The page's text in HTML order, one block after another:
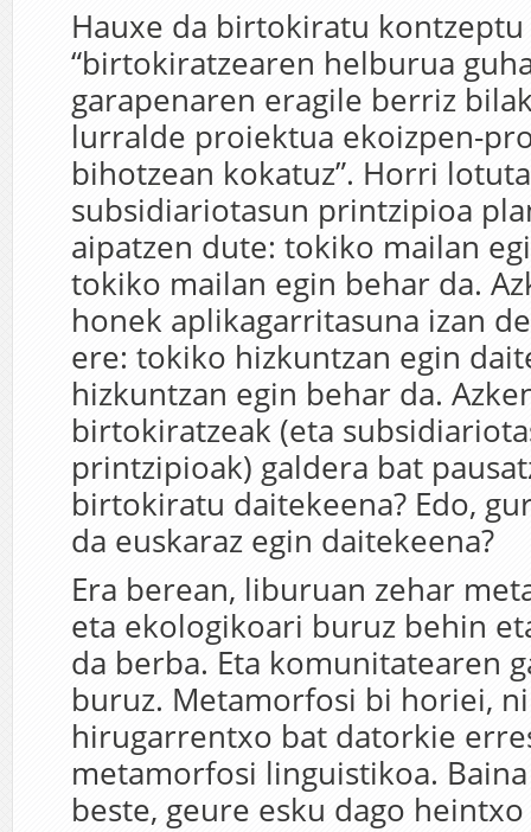
Hauxe da birtokiratu
“birtokiratzearen helburua
garapenaren eragile berriz
lurralde proiektua ekoizpen-
bihotzean kokatuz”. Horri
subsidiariotasun printzipioa
aipatzen dute: tokiko mailan
tokiko mailan egin behar da.
honek aplikagarritasuna izan
ere: tokiko hizkuntzan egin
hizkuntzan egin behar da.
birtokiratzeak (eta
printzipioak) galdera bat
birtokiratu daitekeena? Edo,
da euskaraz egin daitekeena?
Era berean, liburuan zehar
eta ekologikoari buruz behin
da berba. Eta komunitatearen
buruz. Metamorfosi bi horiei,
hirugarrentxo bat datorkie
metamorfosi linguistikoa.
beste, geure esku dago